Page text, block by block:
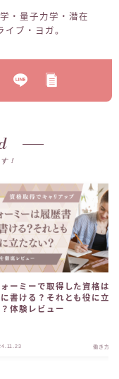
・量子力学・潜在
ブ・ヨガ。
！
ォーミーで取得した資格は
書ける？それとも役に立
体験レビュー
働き方・